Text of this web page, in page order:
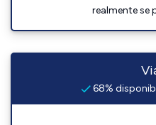
realmente se
68%